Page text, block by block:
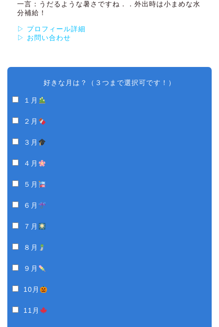
一言：うだるような暑さですね．．外出時は小まめな水
分補給！
▷ プロフィール詳細
▷ お問い合わせ
好きな月は？（３つまで選択可です！）
１月
２月
３月
４月
５月
６月
７月
８月
９月
10月
11月